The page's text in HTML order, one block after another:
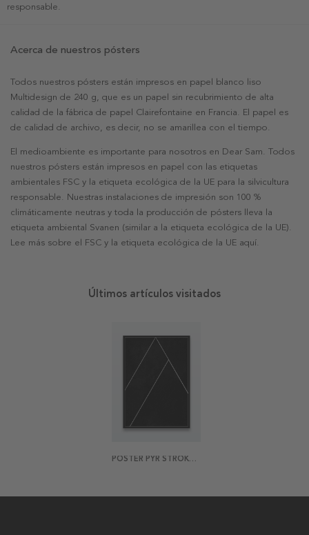
responsable.
Acerca de nuestros pósters
Todos nuestros pósters están impresos en papel blanco liso
Multidesign de 240 g, que es un papel sin recubrimiento de alta
calidad de la fábrica de papel Clairefontaine en Francia. El papel es
de calidad de archivo, es decir, no se amarillea con el tiempo.
El medioambiente es importante para nosotros en Dear Sam. Todos
nuestros pósters están impresos en papel con las etiquetas
ambientales FSC y la etiqueta ecológica de la UE para la silvicultura
responsable. Nuestras instalaciones de impresión son 100 %
climáticamente neutras y toda la producción de pósters lleva la
etiqueta ambiental Svanen (similar a la etiqueta ecológica de la UE).
Lee más sobre el FSC y la etiqueta ecológica de la UE aquí.
Últimos artículos visitados
POSTER PYR STROKES ONE